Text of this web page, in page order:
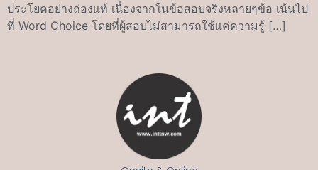
ประโยคอย่างถ่องแท้ เนื่องจากในข้อสอบจริงหลายๆข้อ เน้นไป
ที่ Word Choice โดยที่ผู้สอบไม่สามารถใช้แค่ความรู้ […]